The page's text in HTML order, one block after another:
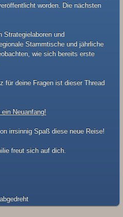
worden. Die nächsten
Strategielaboren und
Stammtische und jährliche
wie sich bereits erste
für deine Fragen ist dieser Thread
Neuanfang!
irrsinnig Spaß diese neue Reise!
freut sich auf dich.